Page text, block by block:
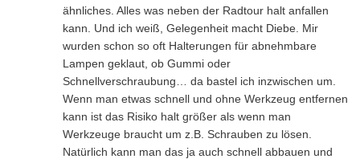
ähnliches. Alles was neben der Radtour halt anfallen
kann. Und ich weiß, Gelegenheit macht Diebe. Mir
wurden schon so oft Halterungen für abnehmbare
Lampen geklaut, ob Gummi oder
Schnellverschraubung… da bastel ich inzwischen um.
Wenn man etwas schnell und ohne Werkzeug entfernen
kann ist das Risiko halt größer als wenn man
Werkzeuge braucht um z.B. Schrauben zu lösen.
Natürlich kann man das ja auch schnell abbauen und